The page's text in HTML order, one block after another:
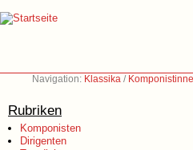
Navigation: Klassika /
Rubriken
Komponisten
Dirigenten